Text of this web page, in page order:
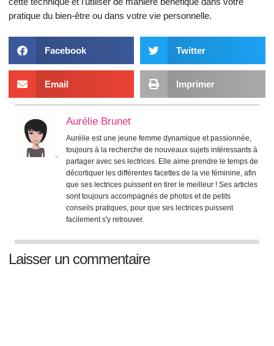
pratique du bien-être ou dans votre vie personnelle.
Facebook Twitter
Email Imprimer
Aurélie Brunet
Aurélie est une jeune femme dynamique et passionnée,
toujours à la recherche de nouveaux sujets intéressants à
partager avec ses lectrices. Elle aime prendre le temps de
décortiquer les différentes facettes de la vie féminine, afin
que ses lectrices puissent en tirer le meilleur ! Ses articles
sont toujours accompagnés de photos et de petits
conseils pratiques, pour que ses lectrices puissent
facilement s'y retrouver.
Laisser un commentaire